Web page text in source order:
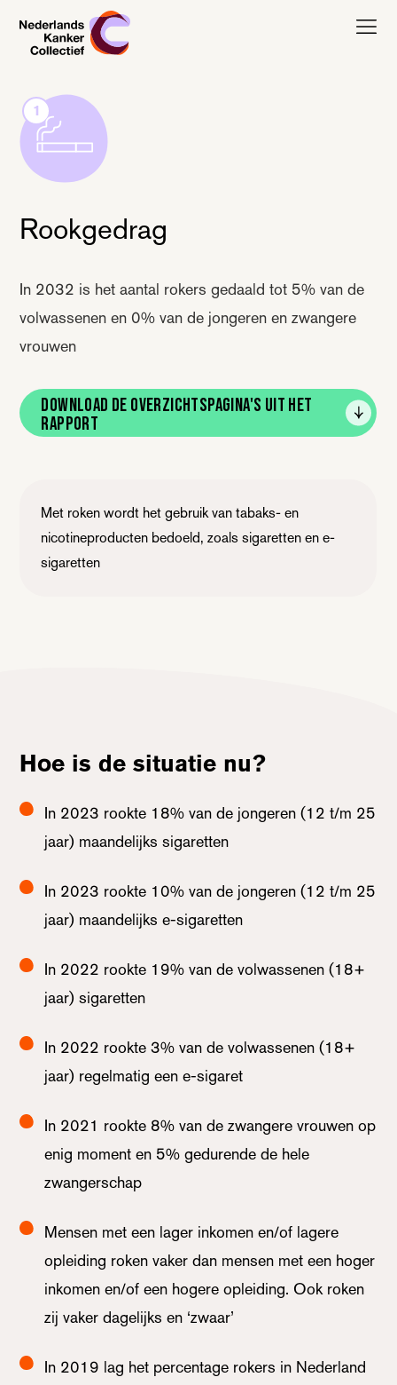
Nederlands Kanker Collectief, terug naar de homepagina
1
Rookgedrag
In 2032 is het aantal rokers gedaald tot 5% van de
volwassenen en 0% van de jongeren en zwangere
vrouwen
Download de overzichtspagina's uit het
rapport
Met roken wordt het gebruik van tabaks- en
nicotineproducten bedoeld, zoals sigaretten en e-
sigaretten
Hoe is de situatie nu?
In 2023 rookte 18% van de jongeren (12 t/m 25
jaar) maandelijks sigaretten
In 2023 rookte 10% van de jongeren (12 t/m 25
jaar) maandelijks e-sigaretten
In 2022 rookte 19% van de volwassenen (18+
jaar) sigaretten
In 2022 rookte 3% van de volwassenen (18+
jaar) regelmatig een e-sigaret
In 2021 rookte 8% van de zwangere vrouwen op
enig moment en 5% gedurende de hele
zwangerschap
Mensen met een lager inkomen en/of lagere
opleiding roken vaker dan mensen met een hoger
inkomen en/of een hogere opleiding. Ook roken
zij vaker dagelijks en ‘zwaar’
In 2019 lag het percentage rokers in Nederland